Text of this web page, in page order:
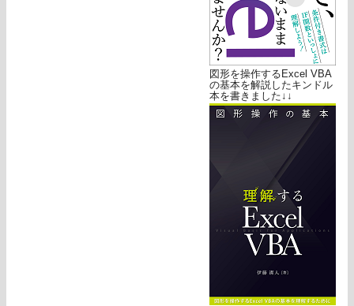
図形を操作するExcel VBA
の基本を解説したキンドル
本を書きました↓↓